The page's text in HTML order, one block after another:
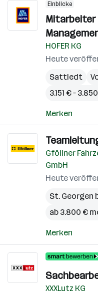
Einblicke
Mitarbeiter
HOFER KG
Heute
Sattledt
3.151 € –
Merken
Gföllner
GmbH
Heute
St. Georgen
ab 3.800 €
Merken
XXXLutz KG